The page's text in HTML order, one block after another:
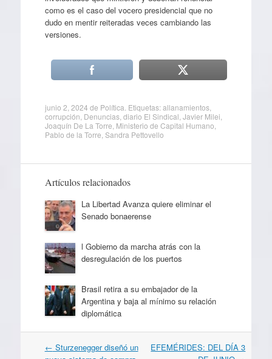
como es el caso del vocero presidencial que no
dudo en mentir reiteradas veces cambiando las
versiones.
junio 2, 2024 de Política . Etiquetas:allanamientos,
corrupción Denuncias, diario El Sindical Javier Milei
Joaquín De La Torre Ministerio de Capital Humano
Pablo de la Torre Sandra Pettovello
Artículos relacionados
La Libertad Avanza quiere eliminar el
Senado bonaerense
l Gobierno da marcha atrás con la
desregulación de los puertos
Brasil retira a su embajador de la
Argentina y baja al mínimo su relación
diplomática
Navegación
← Sturzenegger diseñó un
EFEMÉRIDES: DEL DÍA 3